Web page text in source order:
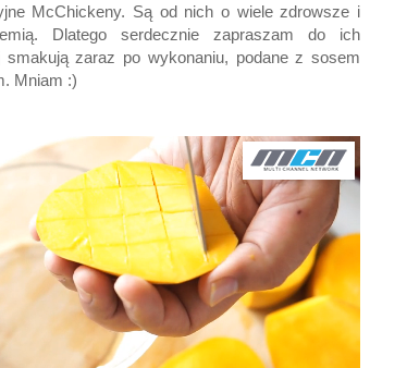
McChickeny. Są od nich o wiele zdrowsze i
Dlatego serdecznie zapraszam do ich
smakują zaraz po wykonaniu, podane z sosem
Mniam :)